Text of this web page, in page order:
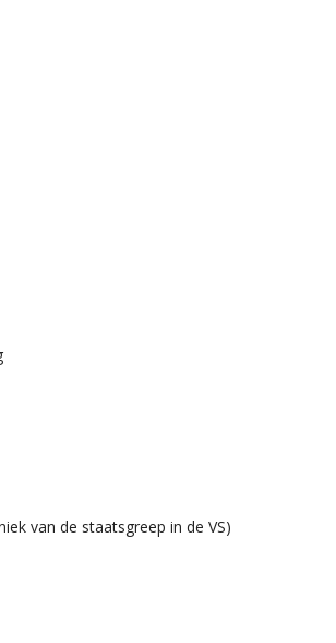
van de staatsgreep in de VS)